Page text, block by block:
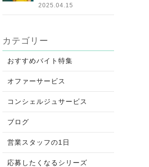
2025.04.15
カテゴリー
おすすめバイト特集
オファーサービス
コンシェルジュサービス
ブログ
営業スタッフの1日
応募したくなるシリーズ